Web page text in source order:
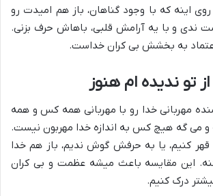
روی اینه که با وجود گناهان، باز هم امیدت رو
ندی و با یه آرامش قلبی، باهاش حرف بزنی.
به بخشش بی کران خداست.
مهربانی خدا رو با مهربانی همه کس و همه
و می گه هیچ کس به اندازه خدا مهربون نیست.
کنیم، یا به حرفش گوش ندیم، باز هم خدا
این مقایسه باعث میشه عظمت و بی کران
درک کنیم.